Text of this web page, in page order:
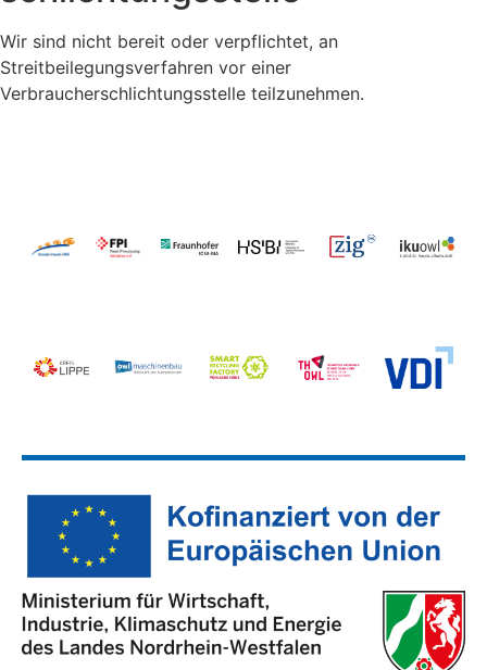
Wir sind nicht bereit oder verpflichtet, an
Streitbeilegungsverfahren vor einer
Verbraucherschlichtungsstelle teilzunehmen.